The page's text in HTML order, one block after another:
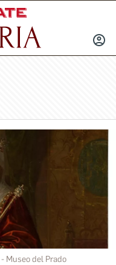
INICIAR
Museo del Prado